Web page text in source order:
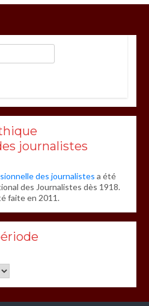
journalistes
des journalistes a été
des Journalistes dès 1918.
faite en 2011.